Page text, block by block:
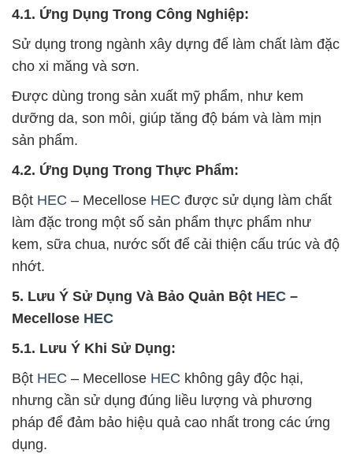
4.1. Ứng Dụng Trong Công Nghiệp:
Sử dụng trong ngành xây dựng để làm chất làm đặc
cho xi măng và sơn.
Được dùng trong sản xuất mỹ phẩm, như kem
dưỡng da, son môi, giúp tăng độ bám và làm mịn
sản phẩm.
4.2. Ứng Dụng Trong Thực Phẩm:
Bột HEC – Mecellose HEC được sử dụng làm chất
làm đặc trong một số sản phẩm thực phẩm như
kem, sữa chua, nước sốt để cải thiện cấu trúc và độ
nhớt.
5. Lưu Ý Sử Dụng Và Bảo Quản Bột HEC –
Mecellose HEC
5.1. Lưu Ý Khi Sử Dụng:
Bột HEC – Mecellose HEC không gây độc hại,
nhưng cần sử dụng đúng liều lượng và phương
pháp để đảm bảo hiệu quả cao nhất trong các ứng
dụng.